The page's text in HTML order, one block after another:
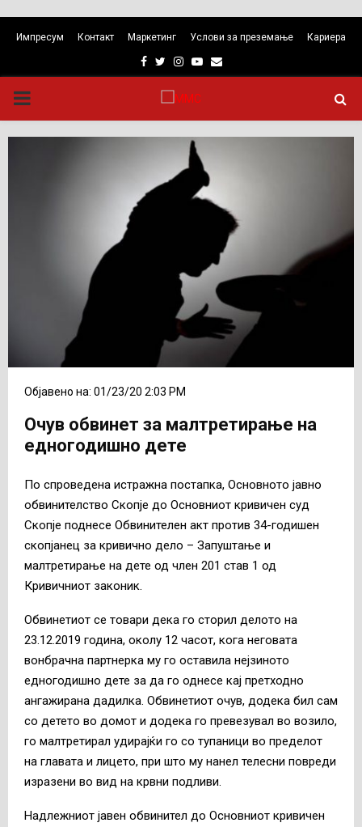
Импресум Контакт Маркетинг Услови за преземање Кариера
Facebook
TwitterInstagram
Youtube
Email
PRIMARY
MENU
Објавено на: 01/23/20 2:03 PM
Очув обвинет за малтретирање на
едногодишно дете
По спроведена истражна постапка, Основното јавно
обвинителство Скопје до Основниот кривичен суд
Скопје поднесе Обвинителен акт против 34-годишен
скопјанец за кривично дело – Запуштање и
малтретирање на дете од член 201 став 1 од
Кривичниот законик.
Обвинетиот се товари дека го сторил делото на
23.12.2019 година, околу 12 часот, кога неговата
вонбрачна партнерка му го оставила нејзиното
едногодишно дете за да го однесе кај претходно
ангажирана дадилка. Обвинетиот очув, додека бил сам
со детето во домот и додека го превезувал во возило,
го малтретирал удирајќи го со тупаници во пределот
на главата и лицето, при што му нанел телесни повреди
изразени во вид на крвни подливи.
Надлежниот јавен обвинител до Основниот кривичен